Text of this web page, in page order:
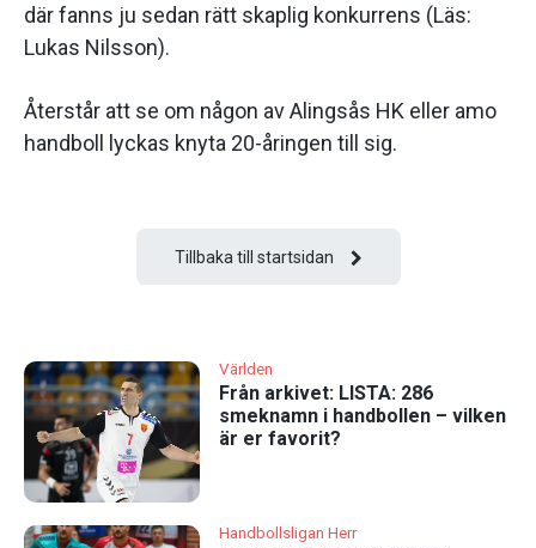
där fanns ju sedan rätt skaplig konkurrens (Läs:
Lukas Nilsson).
Återstår att se om någon av Alingsås HK eller amo
handboll lyckas knyta 20-åringen till sig.
Tillbaka till startsidan
Världen
Från arkivet: LISTA: 286
smeknamn i handbollen – vilken
är er favorit?
Handbollsligan Herr